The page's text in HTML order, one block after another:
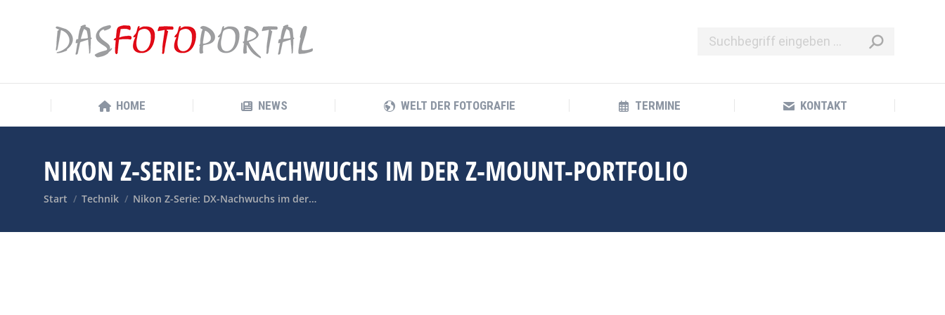
HOME NEWS WELT DER FOTOGRAFIE TERMINE KONTAKT
NIKON Z-SERIE: DX-NACHWUCHS IM DER Z-MOUNT-PORTFOLIO
Sie befinden sich hier:
Start Technik Nikon Z-Serie: DX-Nachwuchs im der…
HOME NEWS